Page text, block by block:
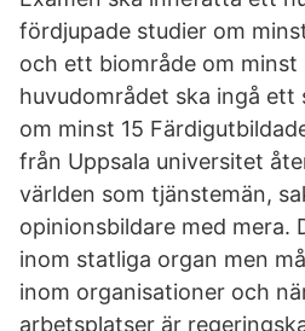
fördjupade studier om
och ett biområde om minst
huvudområdet ska ingå ett
om minst 15
från Uppsala universitet
världen som tjänstemän,
opinionsbildare med mera.
inom statliga organ men
inom organisationer och
arbetsplatser är